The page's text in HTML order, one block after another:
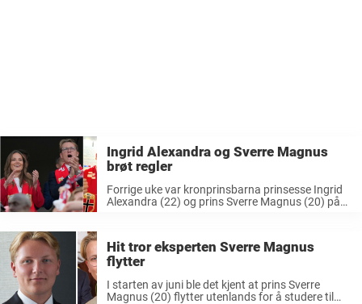
Ingrid Alexandra og Sverre Magnus
brøt regler
Forrige uke var kronprinsbarna prinsesse Ingrid
Alexandra (22) og prins Sverre Magnus (20) på
Hit tror eksperten Sverre Magnus
flytter
I starten av juni ble det kjent at prins Sverre
Magnus (20) flytter utenlands for å studere til